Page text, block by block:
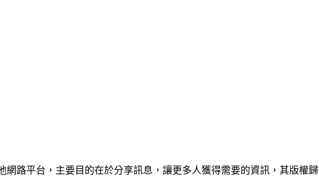
網路平台，主要目的在於分享訊息，讓更多人獲得需要的資訊，其版權